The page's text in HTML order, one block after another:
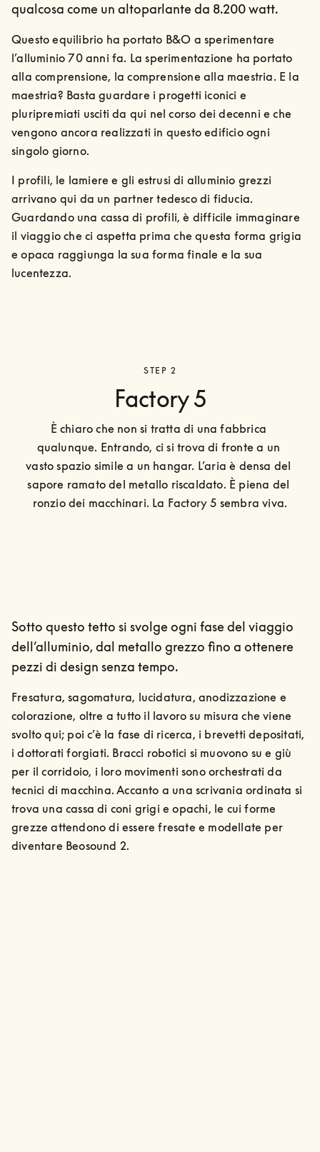
qualcosa come un altoparlante da 8.200 watt.
Questo equilibrio ha portato B&O a sperimentare
l’alluminio 70 anni fa. La sperimentazione ha portato
alla comprensione, la comprensione alla maestria. E la
maestria? Basta guardare i progetti iconici e
pluripremiati usciti da qui nel corso dei decenni e che
vengono ancora realizzati in questo edificio ogni
singolo giorno.
I profili, le lamiere e gli estrusi di alluminio grezzi
arrivano qui da un partner tedesco di fiducia.
Guardando una cassa di profili, è difficile immaginare
il viaggio che ci aspetta prima che questa forma grigia
e opaca raggiunga la sua forma finale e la sua
lucentezza.
STEP 2
Factory 5
È chiaro che non si tratta di una fabbrica
qualunque. Entrando, ci si trova di fronte a un
vasto spazio simile a un hangar. L’aria è densa del
sapore ramato del metallo riscaldato. È piena del
ronzio dei macchinari. La Factory 5 sembra viva.
Sotto questo tetto si svolge ogni fase del viaggio
dell’alluminio, dal metallo grezzo fino a ottenere
pezzi di design senza tempo.
Fresatura, sagomatura, lucidatura, anodizzazione e
colorazione, oltre a tutto il lavoro su misura che viene
svolto qui; poi c’è la fase di ricerca, i brevetti depositati,
i dottorati forgiati. Bracci robotici si muovono su e giù
per il corridoio, i loro movimenti sono orchestrati da
tecnici di macchina. Accanto a una scrivania ordinata si
trova una cassa di coni grigi e opachi, le cui forme
grezze attendono di essere fresate e modellate per
diventare Beosound 2.